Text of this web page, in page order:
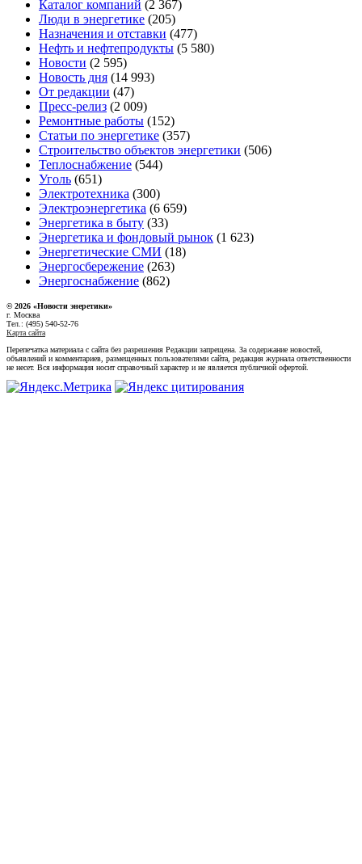
Каталог компаний (2 367)
Люди в энергетике (205)
Назначения и отставки (477)
Нефть и нефтепродукты (5 580)
Новости (2 595)
Новость дня (14 993)
От редакции (47)
Пресс-релиз (2 009)
Ремонтные работы (152)
Статьи по энергетике (357)
Строительство объектов энергетики (506)
Теплоснабжение (544)
Уголь (651)
Электротехника (300)
Электроэнергетика (6 659)
Энергетика в быту (33)
Энергетика и фондовый рынок (1 623)
Энергетические СМИ (18)
Энергосбережение (263)
Энергоснабжение (862)
© 2026 «Новости энеретики»
г. Москва
Тел.: (495) 540-52-76
Карта сайта
Перепечатка материала с сайта без разрешения Редакции запрещена. За содержание новостей,
объявлений и комментариев, размещенных пользователями сайта, редакция журнала ответственности
не несет. Вся информация носит справочный характер и не является публичной офертой.